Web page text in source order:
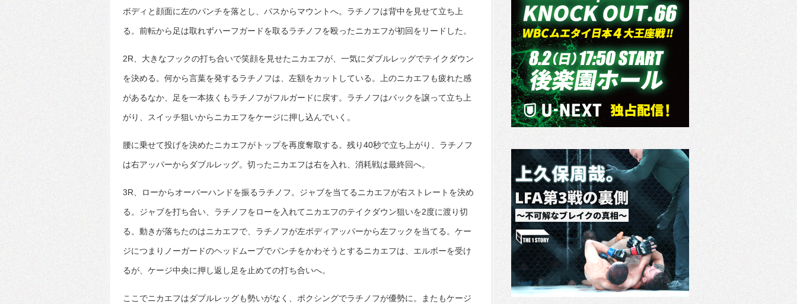
ボディと顔面に左のパンチを落とし、パスからマウントへ。ラチノフは背中を見せて立ち上
る。前転から足は取れずハーフガードを取るラチノフを殴ったニカエフが初回をリードした。
2R、大きなフックの打ち合いで笑顔を見せたニカエフが、一気にダブルレッグでテイクダウン
を決める。何から言葉を発するラチノフは、左額をカットしている。上のニカエフも疲れた感
があるなか、足を一本抜くもラチノフがフルガードに戻す。ラチノフはバックを譲って立ち上
がり、スイッチ狙いからニカエフをケージに押し込んでいく。
腰に乗せて投げを決めたニカエフがトップを再度奪取する。残り40秒で立ち上がり、ラチノフ
は右アッパーからダブルレッグ。切ったニカエフは右を入れ、消耗戦は最終回へ。
3R、ローからオーバーハンドを振るラチノフ。ジャブを当てるニカエフが右ストレートを決め
る。ジャブを打ち合い、ラチノフをローを入れてニカエフのテイクダウン狙いを2度に渡り切
る。動きが落ちたのはニカエフで、ラチノフが左ボディアッパーから左フックを当てる。ケー
ジにつまりノーガードのヘッドムーブでパンチをかわそうとするニカエフは、エルボーを受け
るが、ケージ中央に押し返し足を止めての打ち合いへ。
ここでニカエフはダブルレッグも勢いがなく、ボクシングでラチノフが優勢に。またもケージ